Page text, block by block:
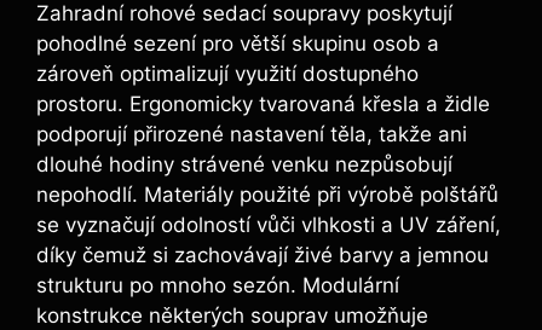
Zahradní rohové sedací soupravy poskytují
pohodlné sezení pro větší skupinu osob a
zároveň optimalizují využití dostupného
prostoru. Ergonomicky tvarovaná křesla a židle
podporují přirozené nastavení těla, takže ani
dlouhé hodiny strávené venku nezpůsobují
nepohodlí. Materiály použité při výrobě polštářů
se vyznačují odolností vůči vlhkosti a UV záření,
díky čemuž si zachovávají živé barvy a jemnou
strukturu po mnoho sezón. Modulární
konstrukce některých souprav umožňuje